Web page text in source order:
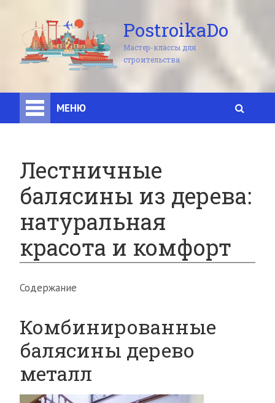
PostroikaDo
Мастер-классы для
строительства
МЕНЮ
Лестничные
балясины из дерева:
натуральная
красота и комфорт
Содержание
Комбинированные
балясины дерево
металл